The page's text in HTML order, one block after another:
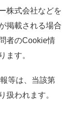
株式会社などを
掲載される場合
者のCookie情
ます。
等は、当該第
扱われます。